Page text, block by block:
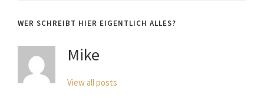
WER SCHREIBT HIER EIGENTLICH ALLES?
Mike
View all posts